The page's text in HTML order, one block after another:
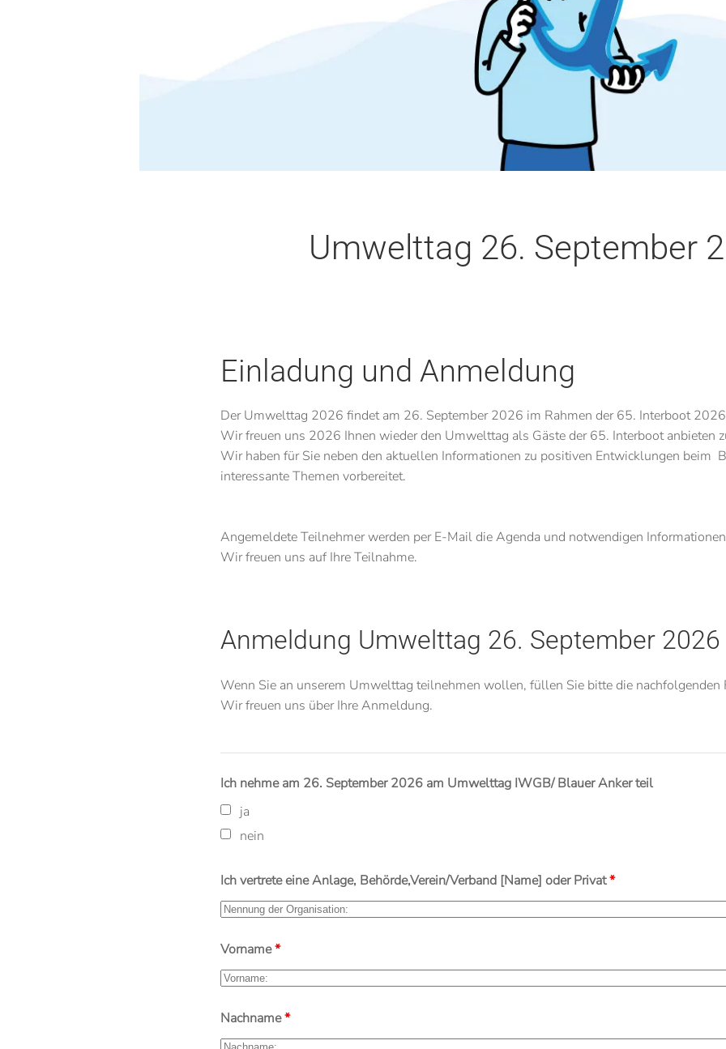
Umwelttag 26. September
Einladung und Anmeldung
Der Umwelttag 2026 findet am 26. September 2026 im Rahmen der 65. Interboot
Wir freuen uns 2026 Ihnen wieder den Umwelttag als Gäste der 65. Interboot anbieten
Wir haben für Sie neben den aktuellen Informationen zu positiven Entwicklungen beim
interessante Themen vorbereitet.
Angemeldete Teilnehmer werden per E-Mail die Agenda und notwendigen
Wir freuen uns auf Ihre Teilnahme.
Anmeldung Umwelttag 26. September 2026
Wenn Sie an unserem Umwelttag teilnehmen wollen, füllen Sie bitte die nachfolgenden
Wir freuen uns über Ihre Anmeldung.
Ich nehme am 26. September 2026 am Umwelttag IWGB/ Blauer Anker teil
ja
nein
Ich vertrete eine Anlage, Behörde,Verein/Verband [Name] oder Privat*
Vorname*
Nachname*